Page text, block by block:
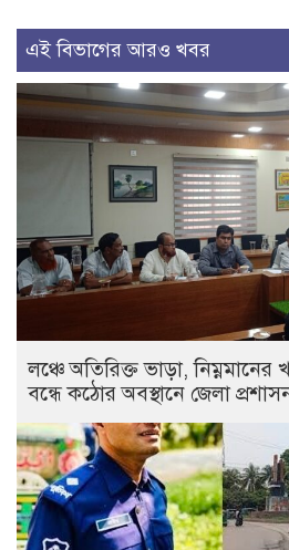
এই বিভাগের আরও খবর
লঞ্চে অতিরিক্ত ভাড়া, নিম্নমানের
বন্ধে কঠোর অবস্থানে জেলা